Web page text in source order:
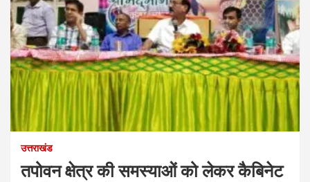
उत्तराखंड
तपोवन क्षेत्र की समस्याओं को लेकर कैबिनेट